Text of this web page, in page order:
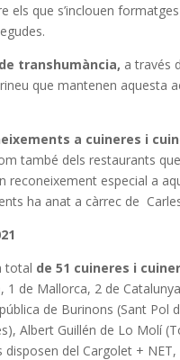
els que s’inclouen
transhumància, a través
que mantenen aquesta
a cuineres i
també dels restaurants
reconeixement especial a
ha anat a càrrec de
total de 51 cuineres i
de Mallorca, 2 de
de Burinons (Sant Pol
Albert Guillén de Lo Molí
del Cargolet +